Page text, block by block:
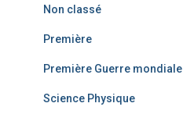
Non classé
Première
Première Guerre mondiale
Science Physique